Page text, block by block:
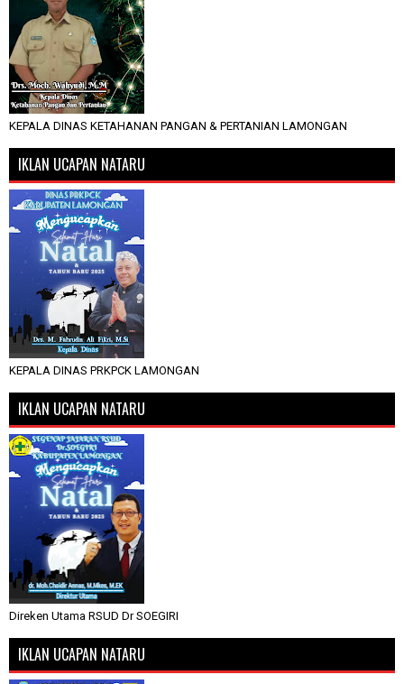
KEPALA DINAS KETAHANAN PANGAN & PERTANIAN LAMONGAN
IKLAN UCAPAN NATARU
KEPALA DINAS PRKPCK LAMONGAN
IKLAN UCAPAN NATARU
Direken Utama RSUD Dr SOEGIRI
IKLAN UCAPAN NATARU